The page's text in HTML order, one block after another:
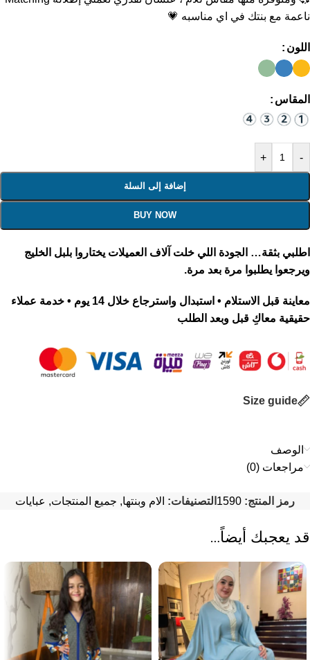
ناعمة مع بنتك في اي مناسبه 💗
اللون
المقاس
-
+
إضافة إلى السلة
BUY NOW
اطلبي بثقة… الجودة اللي خلت آلاف العميلات يختاروا بلبل الخليج
ويرجعوا يطلبوا مرة بعد مرة.
معاينة قبل الاستلام • استبدال واسترجاع خلال 14 يوم • خدمة عملاء
حقيقية معاكِ قبل وبعد الطلب
Size guide
الوصف
مراجعات (0)
رمز المنتج: 1590 التصنيفات: الام وبنتها, جميع المنتجات, عبايات
قد يعجبك أيضاً…